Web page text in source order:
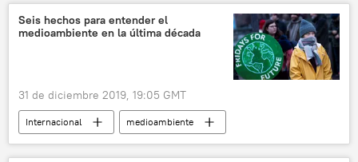
expulsión
diplomáticos
Unión Europea (UE)
noticias
Seis hechos para entender el
medioambiente en la última década
31 de diciembre 2019, 19:05 GMT
Internacional
medioambiente
sociedad
cambio climático